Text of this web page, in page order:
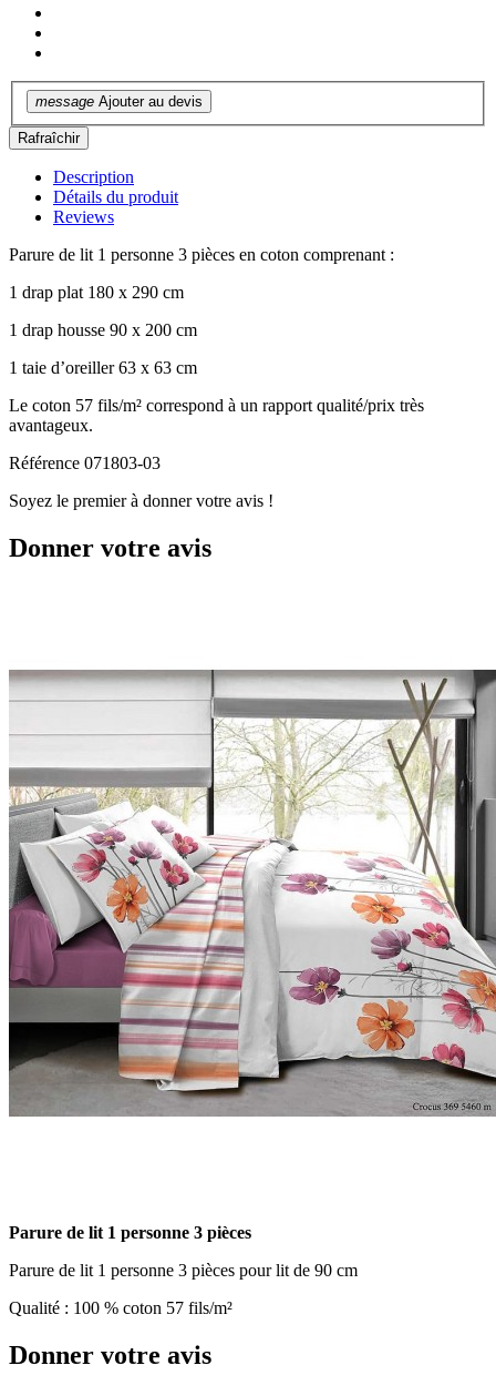
message Ajouter au devis
Description
Détails du produit
Reviews
Parure de lit 1 personne 3 pièces en coton comprenant :
1 drap plat 180 x 290 cm
1 drap housse 90 x 200 cm
1 taie d’oreiller 63 x 63 cm
Le coton 57 fils/m² correspond à un rapport qualité/prix très
avantageux.
Référence 071803-03
Soyez le premier à donner votre avis !
Donner votre avis
Parure de lit 1 personne 3 pièces
Parure de lit 1 personne 3 pièces pour lit de 90 cm
Qualité : 100 % coton 57 fils/m²
Donner votre avis